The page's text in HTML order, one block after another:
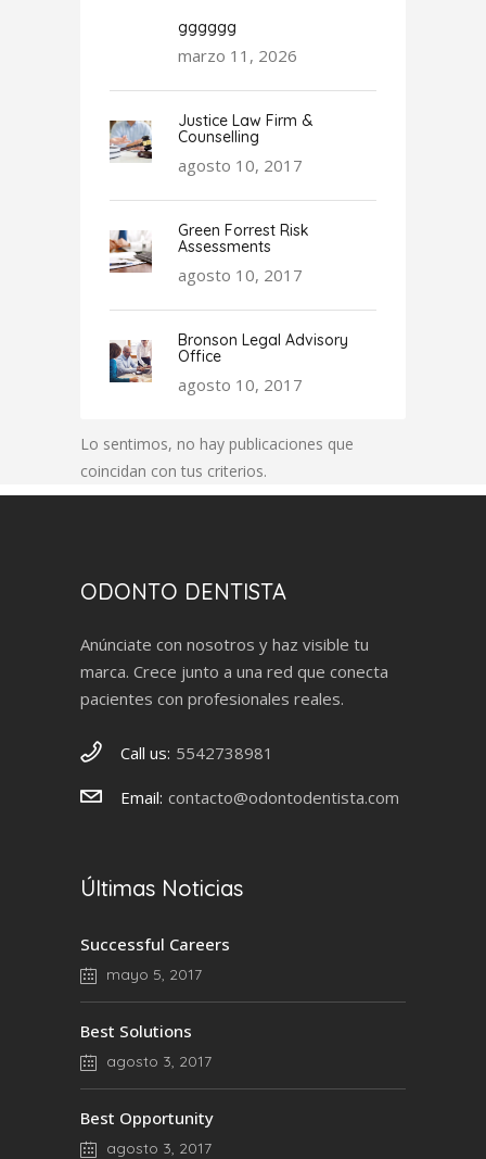
gggggg
marzo 11, 2026
Justice Law Firm &
Counselling
agosto 10, 2017
Green Forrest Risk
Assessments
agosto 10, 2017
Bronson Legal Advisory
Office
agosto 10, 2017
Lo sentimos, no hay publicaciones que
coincidan con tus criterios.
ODONTO DENTISTA
Anúnciate con nosotros y haz visible tu
marca. Crece junto a una red que conecta
pacientes con profesionales reales.
Call us: 5542738981
Email: contacto@odontodentista.com
Últimas Noticias
Successful Careers
mayo 5, 2017
Best Solutions
agosto 3, 2017
Best Opportunity
agosto 3, 2017